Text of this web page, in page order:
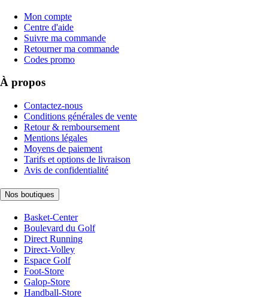
Mon compte
Centre d'aide
Suivre ma commande
Retourner ma commande
Codes promo
À propos
Contactez-nous
Conditions générales de vente
Retour & remboursement
Mentions légales
Moyens de paiement
Tarifs et options de livraison
Avis de confidentialité
Nos boutiques
Basket-Center
Boulevard du Golf
Direct Running
Direct-Volley
Espace Golf
Foot-Store
Galop-Store
Handball-Store